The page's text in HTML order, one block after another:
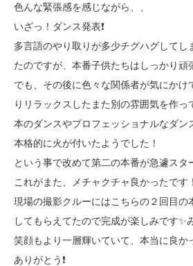
色んな緊張感を感じながら、、
いざっ！ダンス発表❗️
多言語のやり取りが多少チグハグしてし
たのですが、本番子供たちはしっかり頑
でも、その後に色々な関係者が気にかけ
りリラックスしたまた別の雰囲気を作っ
本のダンスやプロフェッショナルなダン
本格的に火が付いたようでした！
という事で改めて第二の本番が急遽スタ
これがまた、メチャクチャ良かったです！
現場の撮影クルーにはこちらの２回目の
してもらえてたので完成が楽しみです✨
笑顔もより一層輝いていて、本当に良か
ありがとう❗️